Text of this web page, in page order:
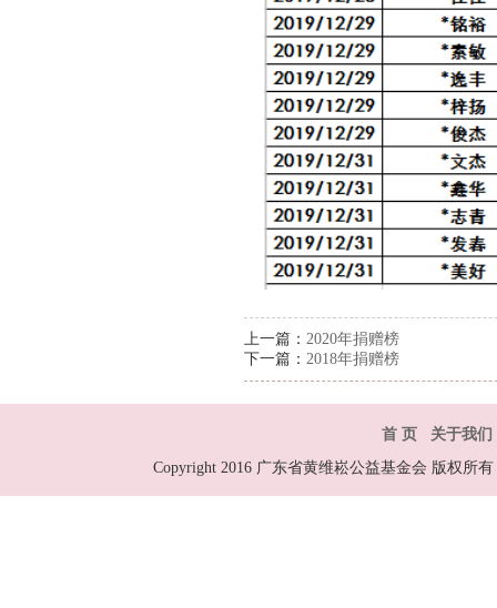
上一篇： 2020年捐赠榜
下一篇： 2018年捐赠榜
首 页
关于我们
Copyright 2016 广东省黄维崧公益基金会 版权所有